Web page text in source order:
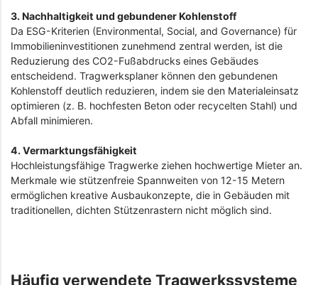
3. Nachhaltigkeit und gebundener Kohlenstoff
Da ESG-Kriterien (Environmental, Social, and Governance) für
Immobilieninvestitionen zunehmend zentral werden, ist die
Reduzierung des CO2-Fußabdrucks eines Gebäudes
entscheidend. Tragwerksplaner können den gebundenen
Kohlenstoff deutlich reduzieren, indem sie den Materialeinsatz
optimieren (z. B. hochfesten Beton oder recycelten Stahl) und
Abfall minimieren.
4. Vermarktungsfähigkeit
Hochleistungsfähige Tragwerke ziehen hochwertige Mieter an.
Merkmale wie stützenfreie Spannweiten von 12-15 Metern
ermöglichen kreative Ausbaukonzepte, die in Gebäuden mit
traditionellen, dichten Stützenrastern nicht möglich sind.
Häufig verwendete Tragwerkssysteme